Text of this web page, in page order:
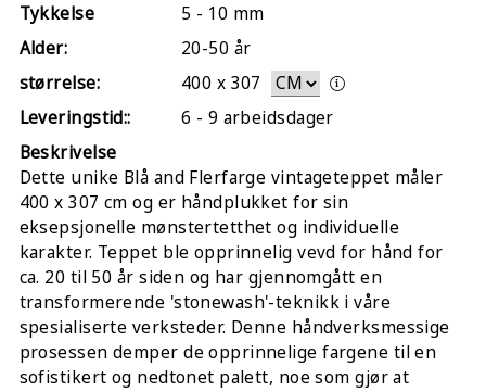
Tykkelse
5 - 10 mm
Alder:
20-50 år
størrelse:
400 x 307
Leveringstid::
6 - 9 arbeidsdager
Beskrivelse
Dette unike Blå and Flerfarge vintageteppet måler
400 x 307 cm og er håndplukket for sin
eksepsjonelle mønstertetthet og individuelle
karakter. Teppet ble opprinnelig vevd for hånd for
ca. 20 til 50 år siden og har gjennomgått en
transformerende 'stonewash'-teknikk i våre
spesialiserte verksteder. Denne håndverksmessige
prosessen demper de opprinnelige fargene til en
sofistikert og nedtonet palett, noe som gjør at